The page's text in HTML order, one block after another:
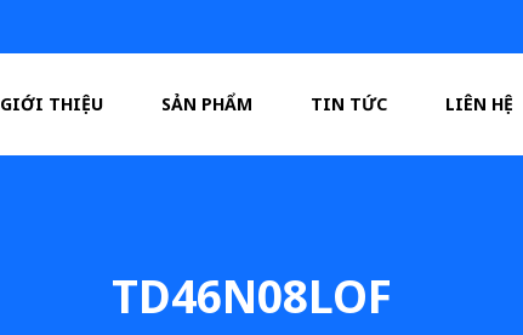
GIỚI THIỆU SẢN PHẨM TIN TỨC LIÊN HỆ
TD46N08LOF